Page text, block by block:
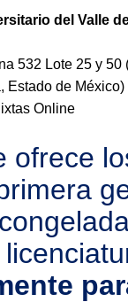
del Valle
532 Lote 25 y 50
Estado de México)
Online
ofrece